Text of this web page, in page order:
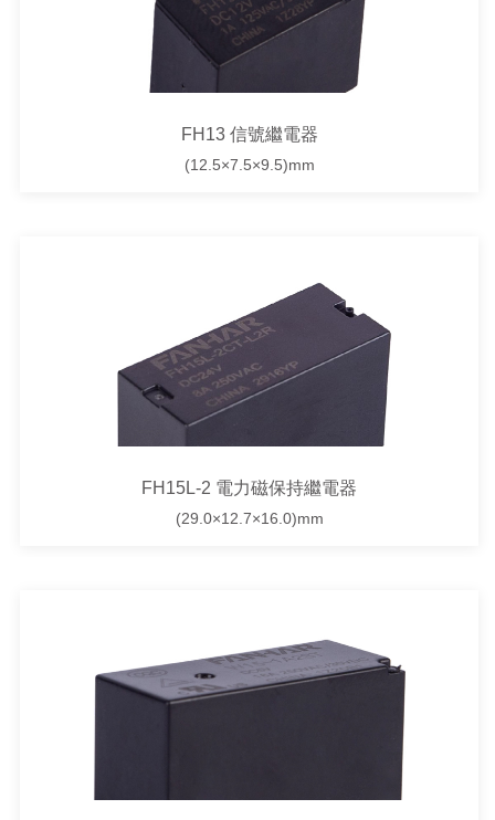
FH13 信號繼電器
(12.5×7.5×9.5)mm
FH15L-2 電力磁保持繼電器
(29.0×12.7×16.0)mm